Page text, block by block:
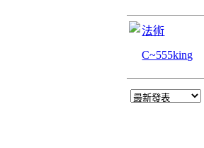
法術
C~555king